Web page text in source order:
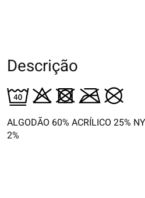
Descrição
ALGODÃO 60% ACRÍLICO 25%
2%